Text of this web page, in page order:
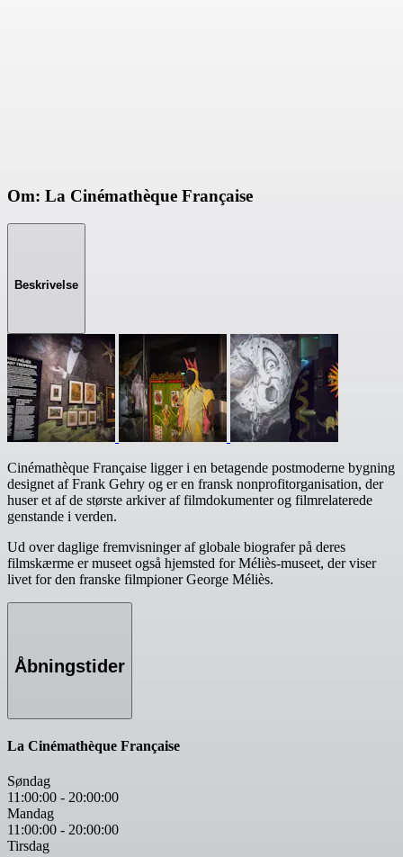
Om: La Cinémathèque Française
Beskrivelse
Cinémathèque Française ligger i en betagende postmoderne bygning
designet af Frank Gehry og er en fransk nonprofitorganisation, der
huser et af de største arkiver af filmdokumenter og filmrelaterede
genstande i verden.
Ud over daglige fremvisninger af globale biografer på deres
filmskærme er museet også hjemsted for Méliès-museet, der viser
livet for den franske filmpioner George Méliès.
Åbningstider
La Cinémathèque Française
Søndag
11:00:00 - 20:00:00
Mandag
11:00:00 - 20:00:00
Tirsdag